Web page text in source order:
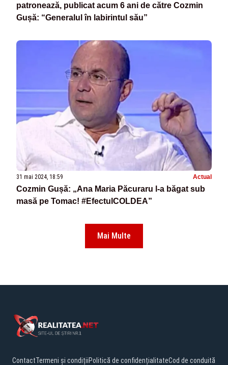
patronează, publicat acum 6 ani de către Cozmin
Gușă: “Generalul în labirintul său”
31 mai 2024, 18:59 Actual
Cozmin Gușă: „Ana Maria Păcuraru l-a băgat sub
masă pe Tomac! #EfectulCOLDEA”
Mai Multe
ContactTermeni și condițiiPolitică de confidențialitateCod de conduită